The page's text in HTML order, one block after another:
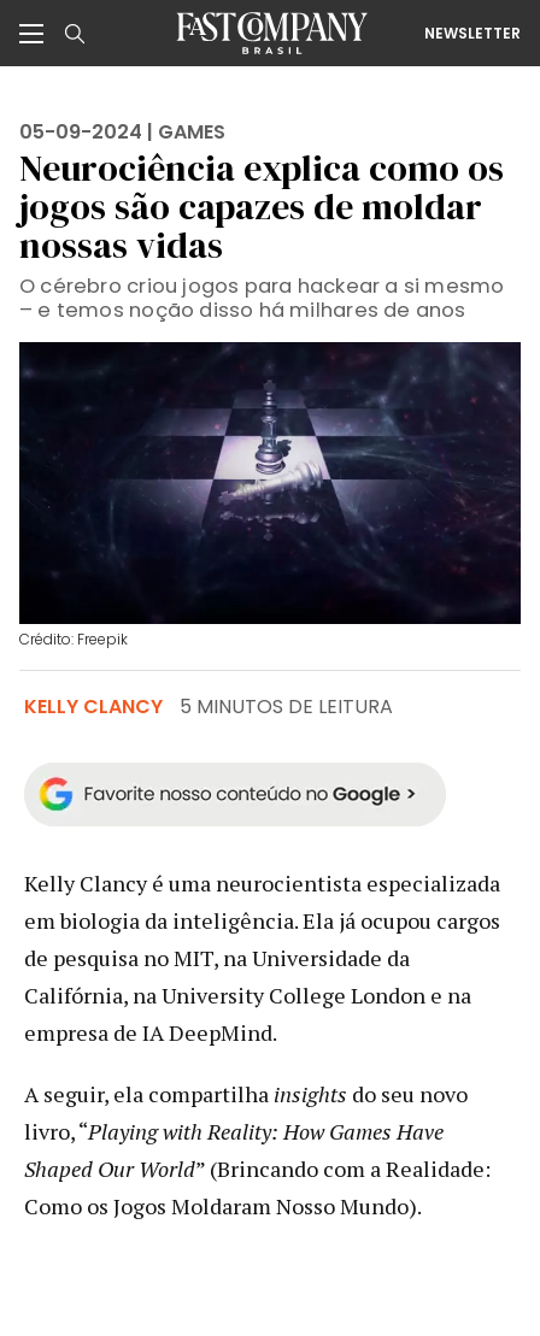
NEWSLETTER
05-09-2024 | GAMES
Neurociência explica como os
jogos são capazes de moldar
nossas vidas
O cérebro criou jogos para hackear a si mesmo
– e temos noção disso há milhares de anos
Crédito: Freepik
KELLY CLANCY 5 MINUTOS DE LEITURA
Kelly Clancy é uma neurocientista especializada
em biologia da inteligência. Ela já ocupou cargos
de pesquisa no MIT, na Universidade da
Califórnia, na University College London e na
empresa de IA DeepMind.
A seguir, ela compartilha insights do seu novo
livro, “Playing with Reality: How Games Have
Shaped Our World” (Brincando com a Realidade:
Como os Jogos Moldaram Nosso Mundo).